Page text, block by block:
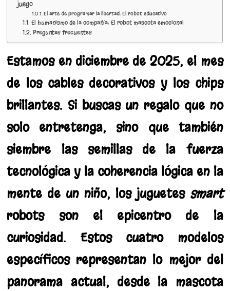
juego
El arte de programar la libertad: El robot educativo
El humanismo de la compañía: El robot mascota emocional
Preguntas frecuentes
Estamos en diciembre de 2025, el mes
de los cables decorativos y los chips
brillantes. Si buscas un regalo que no
solo entretenga, sino que también
siembre las semillas de la fuerza
tecnológica y la coherencia lógica en la
mente de un niño, los juguetes smart
robots son el epicentro de la
curiosidad. Estos cuatro modelos
específicos representan lo mejor del
panorama actual, desde la mascota